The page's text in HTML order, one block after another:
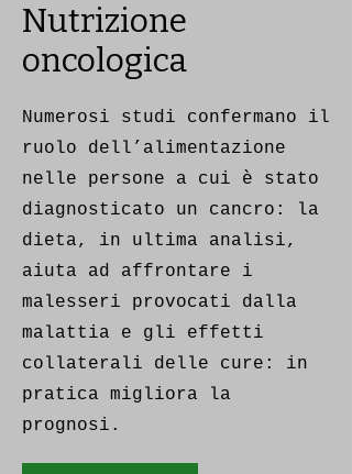
Nutrizione
oncologica
Numerosi studi confermano il
ruolo dell’alimentazione
nelle persone a cui è stato
diagnosticato un cancro: la
dieta, in ultima analisi,
aiuta ad affrontare i
malesseri provocati dalla
malattia e gli effetti
collaterali delle cure: in
pratica migliora la
prognosi.